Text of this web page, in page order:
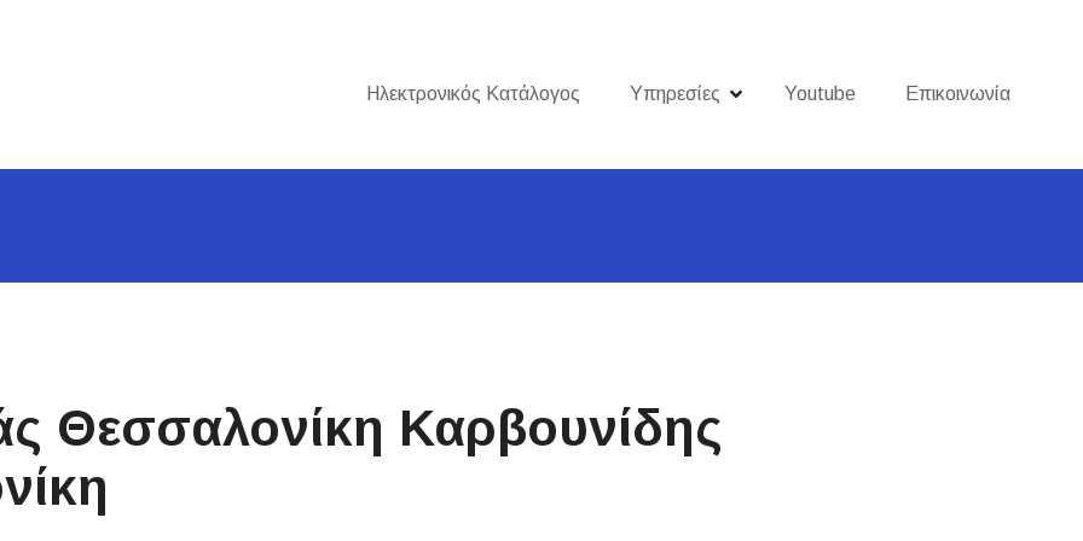
Ηλεκτρονικός Κατάλογος Υπηρεσίες Youtube Επικοινωνία
Θεσσαλονίκη Καρβουνίδης